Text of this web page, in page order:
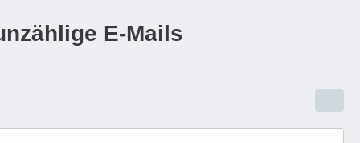
E-Mails